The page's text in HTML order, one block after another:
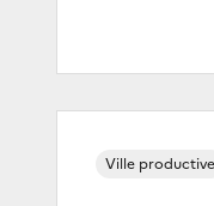
Ville productive